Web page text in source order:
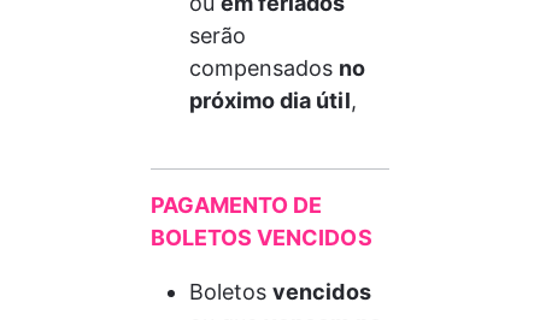
serão
compensados no
próximo dia útil,
PAGAMENTO DE
BOLETOS VENCIDOS
Boletos vencidos